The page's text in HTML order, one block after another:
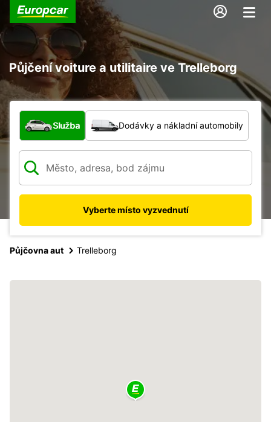
Půjčení voiture a utilitaire ve Trelleborg
Jaký typ vozidla?
Služba Dodávky a nákladní automobily
Vyberte místo vyzvednutí
Půjčovna aut Trelleborg